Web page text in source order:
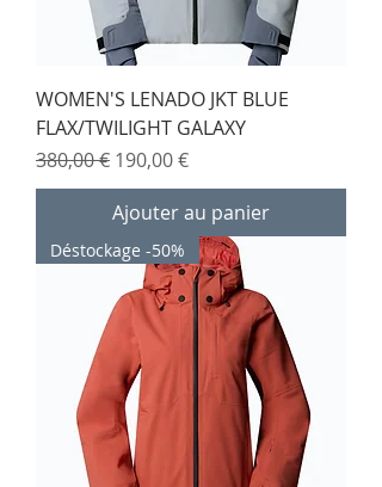
WOMEN'S LENADO JKT BLUE
FLAX/TWILIGHT GALAXY
Prix original
380,00 € Prix promotionnel
190,00 €
Ajouter au panier
Déstockage -50%